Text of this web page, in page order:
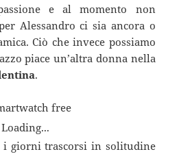
e al momento non
Alessandro ci sia ancora o
Ciò che invece possiamo
piace un’altra donna nella
.
Loading...
i giorni trascorsi in solitudine